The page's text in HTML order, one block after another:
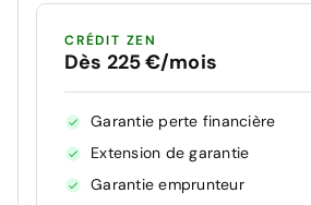
CRÉDIT ZEN
Dès 225 €/mois
Garantie perte financière
Extension de garantie
Garantie emprunteur